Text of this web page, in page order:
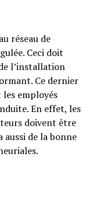
réseau de
Ceci doit
l’installation
Ce dernier
employés
En effet, les
doivent être
aussi de la bonne